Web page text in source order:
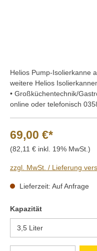
Helios Pump-Isolierkanne
weitere Helios
• Großküchentechnik/
online oder telefonisch
69,00 €*
(82,11 € inkl. 19% MwSt.)
zzgl. MwSt. / Lieferung
Lieferzeit: Auf Anfrage
Kapazitätauswählen